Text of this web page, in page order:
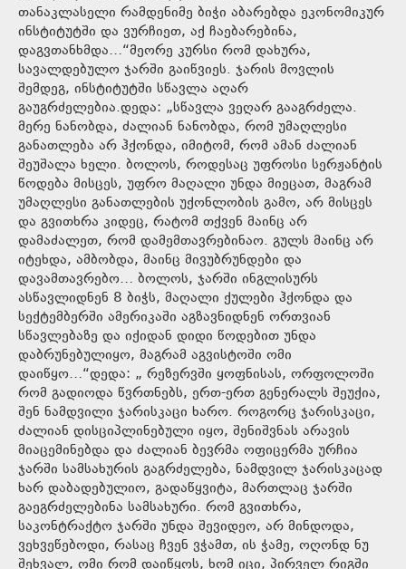
თანაკლასელი რამდენიმე ბიჭი აბარებდა ეკონომიკურ
ინსტიტუტში და ვურჩიეთ, აქ ჩაებარებინა,
დაგვთანხმდა…“მეორე კურსი რომ დახურა,
სავალდებულო ჯარში გაიწვიეს. ჯარის მოვლის
შემდეგ, ინსტიტუტში სწავლა აღარ
გაუგრძელებია.დედა: „სწავლა ვეღარ გააგრძელა.
მერე ნანობდა, ძალიან ნანობდა, რომ უმაღლესი
განათლება არ ჰქონდა, იმიტომ, რომ ამან ძალიან
შეუშალა ხელი. ბოლოს, როდესაც უფროსი სერჟანტის
წოდება მისცეს, უფრო მაღალი უნდა მიეცათ, მაგრამ
უმაღლესი განათლების უქონლობის გამო, არ მისცეს
და გვითხრა კიდეც, რატომ თქვენ მაინც არ
დამაძალეთ, რომ დამემთავრებინაო. გულს მაინც არ
იტეხდა, ამბობდა, მაინც მივუბრუნდები და
დავამთავრებო… ბოლოს, ჯარში ინგლისურს
ასწავლიდნენ 8 ბიჭს, მაღალი ქულები ჰქონდა და
სექტემბერში ამერიკაში აგზავნიდნენ ორთვიან
სწავლებაზე და იქიდან დიდი წოდებით უნდა
დაბრუნებულიყო, მაგრამ აგვისტოში ომი
დაიწყო…“დედა: „ რეზერვში ყოფნისას, ორფოლოში
რომ გადიოდა წვრთნებს, ერთ-ერთ გენერალს შეუქია,
შენ ნამდვილი ჯარისკაცი ხარო. როგორც ჯარისკაცი,
ძალიან დისციპლინებული იყო, შენიშვნას არავის
მიაცემინებდა და ძალიან ბევრმა ოფიცერმა ურჩია
ჯარში სამსახურის გაგრძელება, ნამდვილ ჯარისკაცად
ხარ დაბადებულიო, გადაწყვიტა, მართლაც ჯარში
გაეგრძელებინა სამსახური. რომ გვითხრა,
საკონტრაქტო ჯარში უნდა შევიდეო, არ მინდოდა,
ვეხვეწებოდი, რასაც ჩვენ ვჭამთ, ის ჭამე, ოღონდ ნუ
შეხვალ, ომი რომ დაიწყოს, ხომ იცი, პირველ რიგში